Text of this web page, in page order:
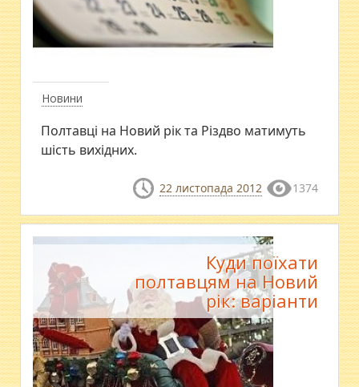
Новини
Полтавці на Новий рік та Різдво матимуть
шість вихідних.
22 листопада 2012 1374
Куди поїхати
полтавцям на Новий
рік: варіанти